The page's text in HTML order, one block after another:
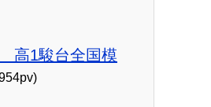
高1駿台全国模